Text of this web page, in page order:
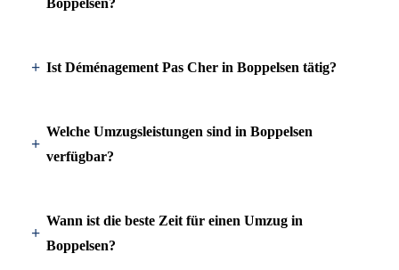
Boppelsen?
Ist Déménagement Pas Cher in Boppelsen tätig?
Welche Umzugsleistungen sind in Boppelsen
verfügbar?
Wann ist die beste Zeit für einen Umzug in
Boppelsen?